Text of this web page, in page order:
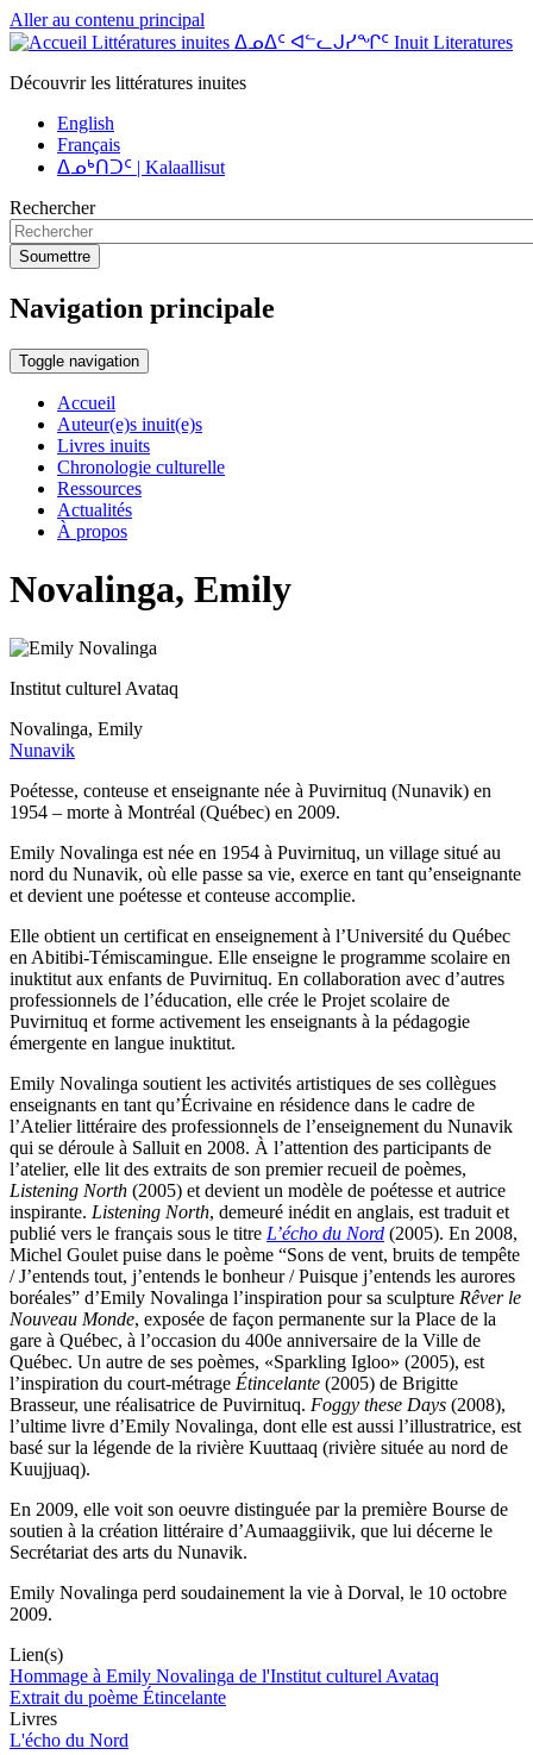
Aller au contenu principal
Littératures inuites ᐃᓄᐃᑦ ᐊᓪᓚᒍᓯᖏᑦ Inuit Literatures
Découvrir les littératures inuites
English
Français
ᐃᓄᒃᑎᑐᑦ | Kalaallisut
Rechercher
Soumettre
Navigation principale
Toggle navigation
Accueil
Auteur(e)s inuit(e)s
Livres inuits
Chronologie culturelle
Ressources
Actualités
À propos
Novalinga, Emily
Institut culturel Avataq
Novalinga, Emily
Nunavik
Poétesse, conteuse et enseignante née à Puvirnituq (Nunavik) en
1954 – morte à Montréal (Québec) en 2009.
Emily Novalinga est née en 1954 à Puvirnituq, un village situé au
nord du Nunavik, où elle passe sa vie, exerce en tant qu’enseignante
et devient une poétesse et conteuse accomplie.
Elle obtient un certificat en enseignement à l’Université du Québec
en Abitibi-Témiscamingue. Elle enseigne le programme scolaire en
inuktitut aux enfants de Puvirnituq. En collaboration avec d’autres
professionnels de l’éducation, elle crée le Projet scolaire de
Puvirnituq et forme activement les enseignants à la pédagogie
émergente en langue inuktitut.
Emily Novalinga soutient les activités artistiques de ses collègues
enseignants en tant qu’Écrivaine en résidence dans le cadre de
l’Atelier littéraire des professionnels de l’enseignement du Nunavik
qui se déroule à Salluit en 2008. À l’attention des participants de
l’atelier, elle lit des extraits de son premier recueil de poèmes,
Listening North (2005) et devient un modèle de poétesse et autrice
inspirante. Listening North, demeuré inédit en anglais, est traduit et
publié vers le français sous le titre L’écho du Nord (2005). En 2008,
Michel Goulet puise dans le poème “Sons de vent, bruits de tempête
/ J’entends tout, j’entends le bonheur / Puisque j’entends les aurores
boréales” d’Emily Novalinga l’inspiration pour sa sculpture Rêver le
Nouveau Monde, exposée de façon permanente sur la Place de la
gare à Québec, à l’occasion du 400e anniversaire de la Ville de
Québec. Un autre de ses poèmes, «Sparkling Igloo» (2005), est
l’inspiration du court-métrage Étincelante (2005) de Brigitte
Brasseur, une réalisatrice de Puvirnituq. Foggy these Days (2008),
l’ultime livre d’Emily Novalinga, dont elle est aussi l’illustratrice, est
basé sur la légende de la rivière Kuuttaaq (rivière située au nord de
Kuujjuaq).
En 2009, elle voit son oeuvre distinguée par la première Bourse de
soutien à la création littéraire d’Aumaaggiivik, que lui décerne le
Secrétariat des arts du Nunavik.
Emily Novalinga perd soudainement la vie à Dorval, le 10 octobre
2009.
Lien(s)
Hommage à Emily Novalinga de l'Institut culturel Avataq
Extrait du poème Étincelante
Livres
L'écho du Nord